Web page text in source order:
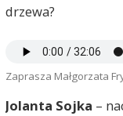
drzewa?
Zaprasza Małgorzata
Jolanta Sojka –